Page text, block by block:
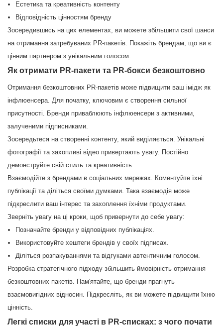
Естетика та креативність контенту
Відповідність цінностям бренду
Зосередившись на цих елементах, ви можете збільшити свої шанси
на отримання затребуваних PR-пакетів. Покажіть брендам, що ви є
цінним партнером з унікальним голосом.
Як отримати PR-пакети та PR-бокси безкоштовно
Отримання безкоштовних PR-пакетів може підвищити ваш імідж як
інфлюенсера. Для початку, ключовим є створення сильної
присутності. Бренди приваблюють інфлюенсери з активними,
залученими підписниками.
Зосередьтеся на створенні контенту, який виділяється. Унікальні
фотографії та захопливі відео привертають увагу. Постійно
демонструйте свій стиль та креативність.
Взаємодійте з брендами в соціальних мережах. Коментуйте їхні
публікації та діліться своїми думками. Така взаємодія може
підкреслити ваш інтерес та захоплення їхніми продуктами.
Зверніть увагу на ці кроки, щоб привернути до себе увагу:
Позначайте бренди у відповідних публікаціях.
Використовуйте хештеги брендів у своїх підписах.
Діліться розпакуваннями та відгуками автентичним голосом.
Розробка стратегічного підходу збільшить ймовірність отримання
безкоштовних пакетів. Пам'ятайте, що бренди прагнуть
взаємовигідних відносин. Підкресліть, як ви можете підвищити їхню
цінність.
Легкі списки для участі в PR-списках: з чого почати